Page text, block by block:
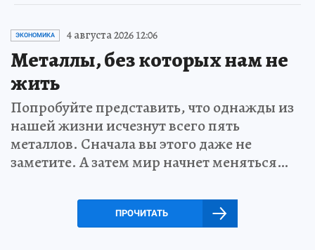
ЭКОНОМИКА 4 августа 2026 12:06
Металлы, без которых нам не
жить
Попробуйте представить, что однажды из
нашей жизни исчезнут всего пять
металлов. Сначала вы этого даже не
заметите. А затем мир начнет меняться…
ПРОЧИТАТЬ